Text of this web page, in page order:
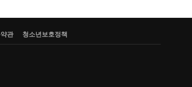
관 청소년보호정책